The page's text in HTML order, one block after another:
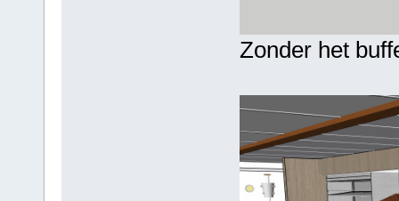
Zonder het